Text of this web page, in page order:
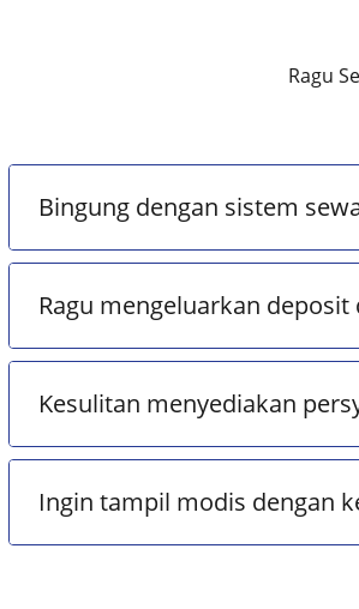
Ragu
Bingung dengan sistem
Ragu mengeluarkan
Kesulitan menyediakan
Ingin tampil modis dengan